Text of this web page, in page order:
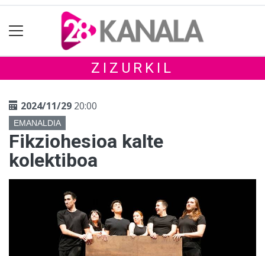
ZIZURKIL
2024/11/29 20:00
EMANALDIA
Fikziohesioa kalte
kolektiboa